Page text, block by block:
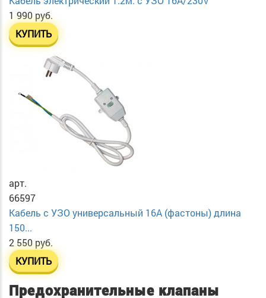
1 990 руб.
КУПИТЬ
арт.
66597
Кабель с УЗО универсальный 16А (фастоны) длина
150...
2 550 руб.
КУПИТЬ
Предохранительные клапаны